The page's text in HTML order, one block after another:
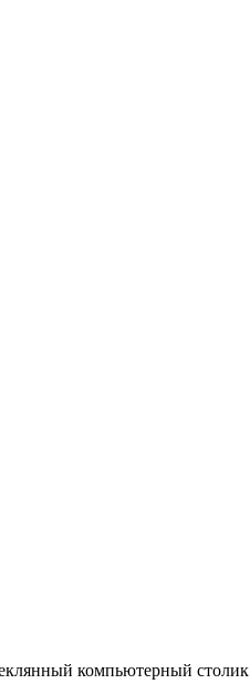
компьютерный столик